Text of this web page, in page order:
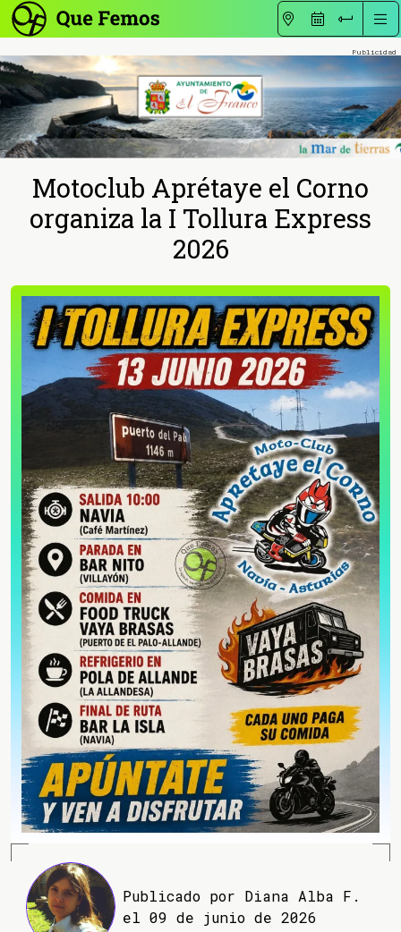
Motoclub Aprétaye el Corno
organiza la I Tollura Express
2026
Publicado por Diana Alba F.
el 09 de junio de 2026